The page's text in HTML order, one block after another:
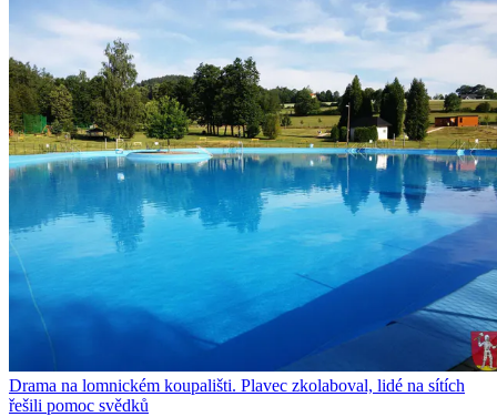
Drama na lomnickém koupališti. Plavec zkolaboval, lidé na sítích
řešili pomoc svědků